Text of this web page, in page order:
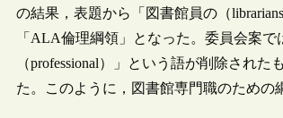
の結果，表題から「図書館員の（
「ALA倫理綱領」となった。委員会案
（professional）」という語が削除された
た。このように，図書館専門職のための